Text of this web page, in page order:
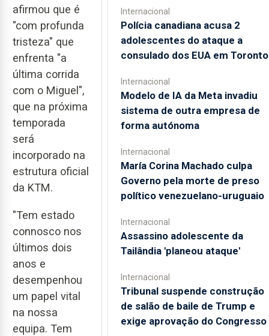
afirmou que é
"com profunda
tristeza" que
enfrenta "a
última corrida
com o Miguel",
que na próxima
temporada
será
incorporado na
estrutura oficial
da KTM.
"Tem estado
connosco nos
últimos dois
anos e
desempenhou
um papel vital
na nossa
equipa. Tem
Internacional
Polícia canadiana acusa 2
adolescentes do ataque a
consulado dos EUA em Toronto
Internacional
Modelo de IA da Meta invadiu
sistema de outra empresa de
forma autónoma
Internacional
María Corina Machado culpa
Governo pela morte de preso
político venezuelano-uruguaio
Internacional
Assassino adolescente da
Tailândia 'planeou ataque'
Internacional
Tribunal suspende construção
de salão de baile de Trump e
exige aprovação do Congresso